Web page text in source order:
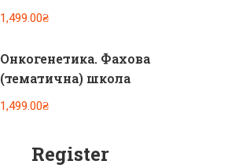
1,499.00₴
Онкогенетика. Фахова
(тематична) школа
1,499.00₴
Register